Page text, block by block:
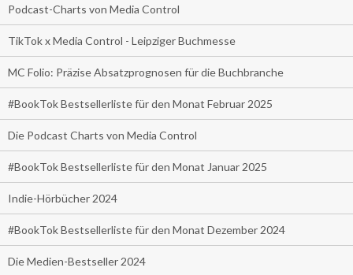
Podcast-Charts von Media Control
TikTok x Media Control - Leipziger Buchmesse
MC Folio: Präzise Absatzprognosen für die Buchbranche
#BookTok Bestsellerliste für den Monat Februar 2025
Die Podcast Charts von Media Control
#BookTok Bestsellerliste für den Monat Januar 2025
Indie-Hörbücher 2024
#BookTok Bestsellerliste für den Monat Dezember 2024
Die Medien-Bestseller 2024